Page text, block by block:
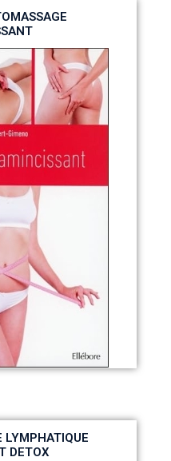
LYMPHATIQUE
DETOX